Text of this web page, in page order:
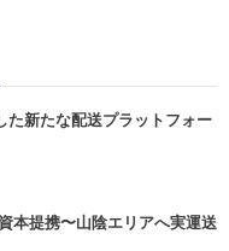
新たな配送プラットフォー
本提携〜山陰エリアへ実運送